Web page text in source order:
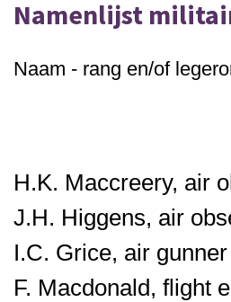
Namenlijst
Naam - rang en/of
H.K. Maccreery, air
J.H. Higgens, air
I.C. Grice, air
F. Macdonald, flight